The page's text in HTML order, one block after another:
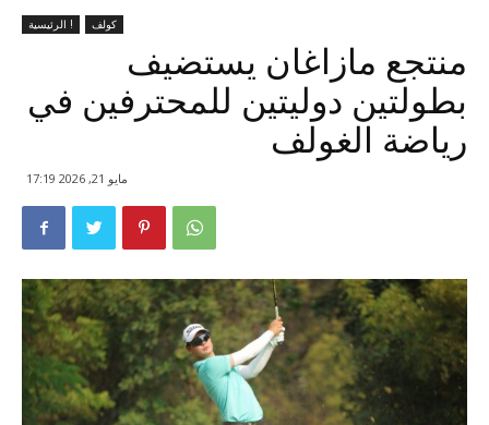
الرئيسية ! كولف
منتجع مازاغان يستضيف
بطولتين دوليتين للمحترفين في
رياضة الغولف
مايو 21, 2026 17:19